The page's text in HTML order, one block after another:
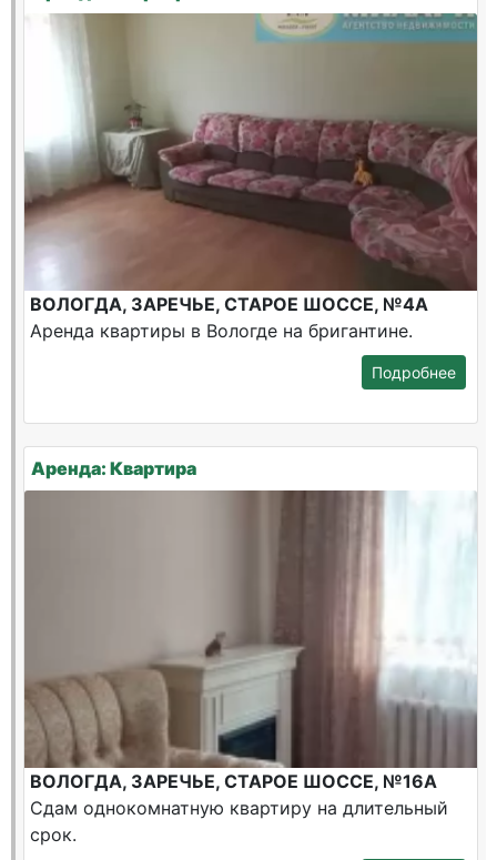
ВОЛОГДА, ЗАРЕЧЬЕ, СТАРОЕ ШОССЕ, №4А
Аренда квартиры в Вологде на бригантине.
Подробнее
Аренда: Квартира
ВОЛОГДА, ЗАРЕЧЬЕ, СТАРОЕ ШОССЕ, №16А
Сдам однокомнатную квартиру на длительный
срок.